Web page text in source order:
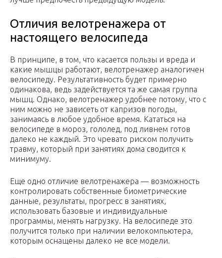
Отличия велотренажера от
настоящего велосипеда
В принципе, в том, что касается пользы и вреда и
какие мышцы работают, велотренажер аналогичен
велосипеду. Результативность будет примерно
одинакова, ведь задействуется та же самая группа
мышц. Однако, велотренажер удобнее потому, что с
ним можно не зависеть от капризов погоды,
занимаясь в любое удобное время. Кататься на
велосипеде в мороз, гололед, под ливнем готов
далеко не каждый. Это чревато риском получить
травму, который при занятиях дома сводится к
минимуму.
Еще одно отличие велотренажера — возможность
контролировать собственные биометрические
данные, результаты, прогресс в занятиях,
использовать базовые и индивидуальные
программы, менять нагрузку. На велосипеде это
получится только при наличии велокомпьютера,
которым оснащены далеко не все модели.